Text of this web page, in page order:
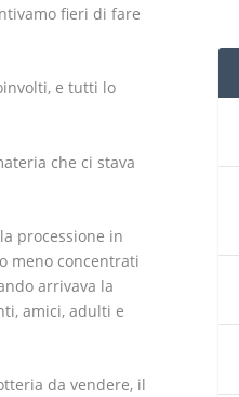
fieri di fare
e tutti lo
che ci stava
processione in
meno concentrati
arrivava la
amici, adulti e
da vendere, il